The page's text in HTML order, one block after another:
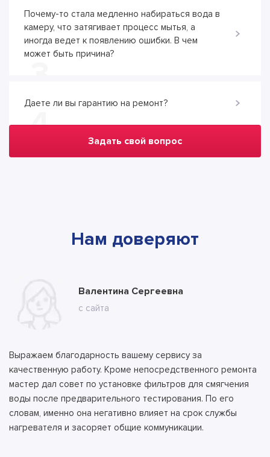
Почему-то стала медленно набираться вода в
камеру, что затягивает процесс мытья, а
иногда ведет к появлению ошибки. В чем
может быть причина?
Даете ли вы гарантию на ремонт?
4 Задать свой вопрос
Нам доверяют
Марина
с ВК
Валентина Сергеевна
с сайта
Выражаем благодарность вашему сервису за
качественную работу. Кроме непосредственного ремонта
мастер дал совет по установке фильтров для смягчения
воды после предварительного тестирования. По его
словам, именно она негативно влияет на срок службы
нагревателя и засоряет общие коммуникации.
Владимир
с сайта